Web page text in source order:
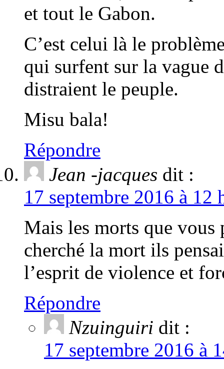
et tout le Gabon.
C’est celui là le
qui surfent sur la vague
distraient le peuple.
Misu bala!
Répondre
Jean -jacques dit :
17 septembre 2016 à
Mais les morts que
cherché la mort ils
l’esprit de violence et
Répondre
Nzuinguiri dit :
17 septembre 2016 à